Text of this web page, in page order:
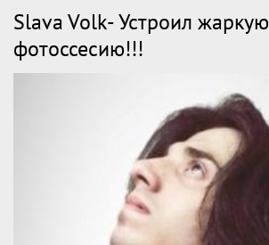
Slava Volk- Устроил жаркую
фотоссесию!!!